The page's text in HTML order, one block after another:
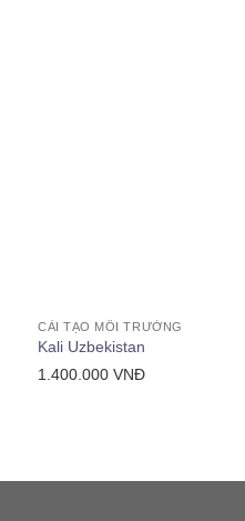
CẢI TẠO MÔI TRƯỜNG
Kali Uzbekistan
1.400.000 VNĐ